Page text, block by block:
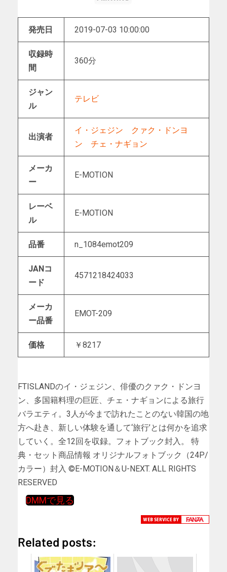
発売日 2019-07-03 10:00:00
収録時
間
360分
ジャン
ル
テレビ
出演者
イ・ジェジン
クァク・ドンヨ
ン
チェ・ナギョン
メーカ
ー
E-MOTION
レーベ
ル
E-MOTION
品番 n_1084emot209
JANコ
ード
4571218424033
メーカ
ー品番
EMOT-209
価格 ￥8217
FTISLANDのイ・ジェジン、俳優のクァク・ドンヨ
ン、多国籍料理の巨匠、チェ・ナギョンによる旅行
バラエティ。3人が今まで訪れたことのない韓国の地
方へ赴き、新しい体験を通して‘旅行’とは何かを追求
していく。全12回を収録。フォトブック封入。 特
典・セット商品情報 オリジナルフォトブック（24P/
カラー）封入 ©E-MOTION＆U-NEXT. ALL RIGHTS
RESERVED
DMMで見る
Related posts: